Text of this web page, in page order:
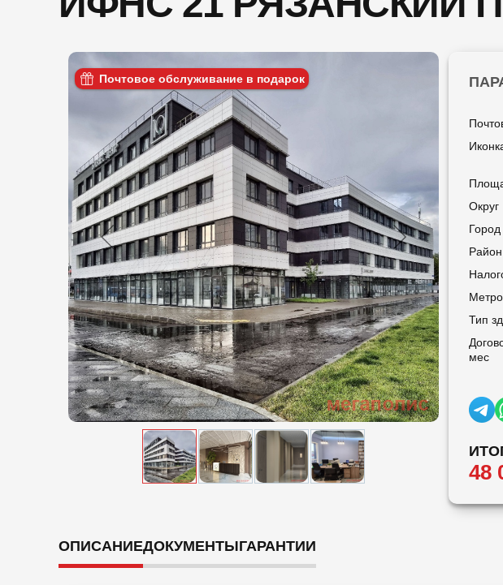
Почтовое обслуживание в подарок
Округ
Город
Район
Метро
Тип
мес
48
ОПИСАНИЕДОКУМЕНТЫГАРАНТИИ